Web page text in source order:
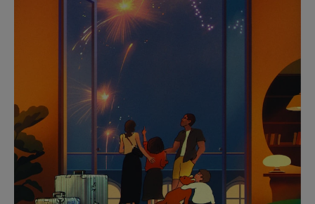
OM
HET
DEMPEN
OP
TE
HEFFEN